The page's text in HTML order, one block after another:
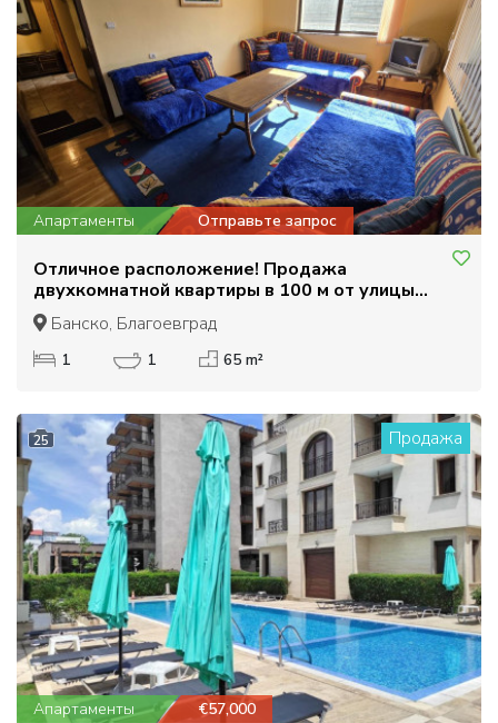
Апартаменты Отправьте запрос
Отличное расположение! Продажа
двухкомнатной квартиры в 100 м от улицы
Пирин, Банско
Банско, Благоевград
1 1 65 m²
25 Продажа
Апартаменты €57,000